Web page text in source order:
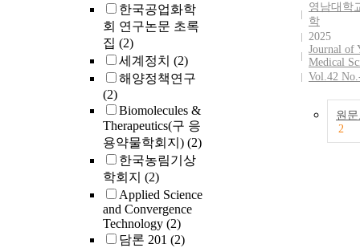
한국공업화학
회 연구논문 초록
집 (2)
세계정치 (2)
해양정책연구
(2)
Biomolecules &
Therapeutics(구 응
용약물학회지) (2)
한국농림기상
학회지 (2)
Applied Science
and Convergence
Technology (2)
담론 201 (2)
영남대학
학
2025
Journal of
Medical
Vol.42
원
2